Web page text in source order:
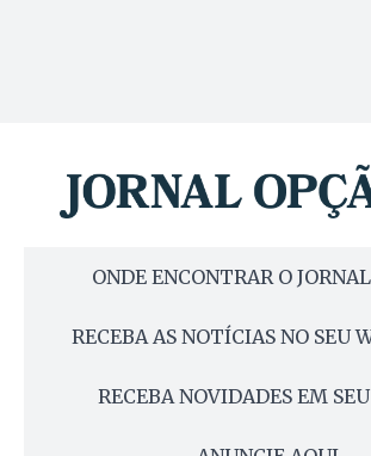
ONDE ENCONTRAR O
RECEBA AS NOTÍCIAS NO SEU
RECEBA NOVIDADES EM